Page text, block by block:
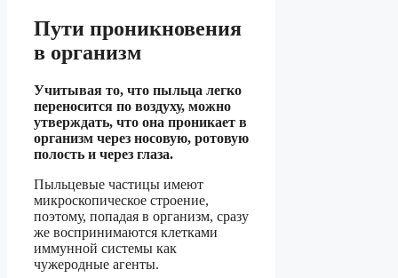
Пути проникновения
в организм
Учитывая то, что пыльца легко
переносится по воздуху, можно
утверждать, что она проникает в
организм через носовую, ротовую
полость и через глаза.
Пыльцевые частицы имеют
микроскопическое строение,
поэтому, попадая в организм, сразу
же воспринимаются клетками
иммунной системы как
чужеродные агенты.